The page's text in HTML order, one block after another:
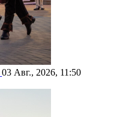
03 Авг., 2026, 11:50